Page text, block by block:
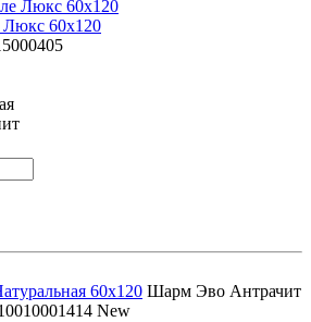
60x120
60x120 Шарм Эво Антрачит
New